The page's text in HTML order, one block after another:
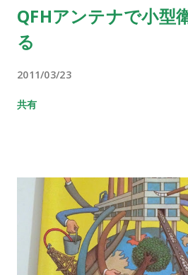
QFHアンテナで小型
る
2011/03/23
共有